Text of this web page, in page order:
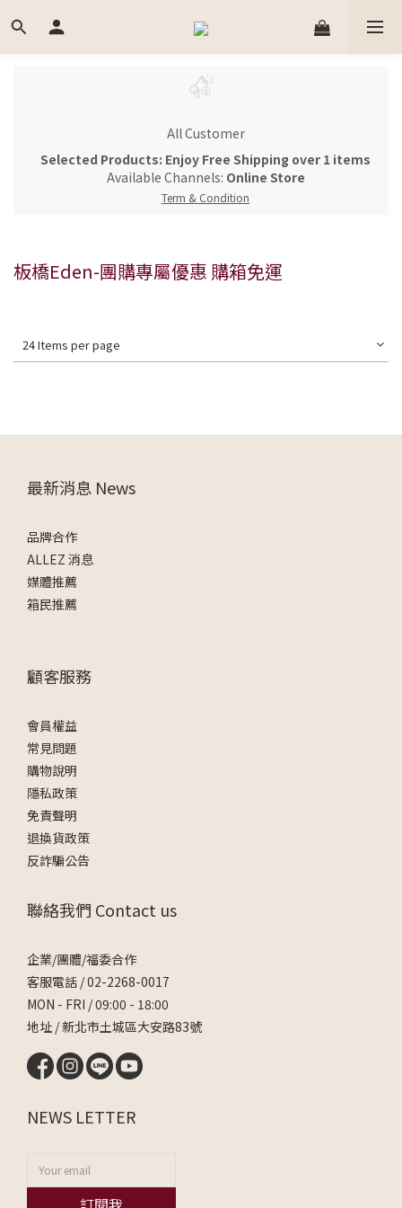
All Customer
Selected Products: Enjoy Free Shipping over 1 items
Available Channels: Online Store
Term & Condition
板橋Eden-團購專屬優惠 購箱免運
24 Items per page
最新消息 News
品牌合作
ALLEZ 消息
媒體推薦
箱民推薦
顧客服務
會員權益
常見問題
購物說明
隱私政策
免責聲明
退換貨政策
反詐騙公告
聯絡我們 Contact us
企業/團體/福委合作
客服電話 /02-2268-0017
MON - FRI / 09:00 - 18:00
地址 / 新北市土城區大安路83號
NEWS LETTER